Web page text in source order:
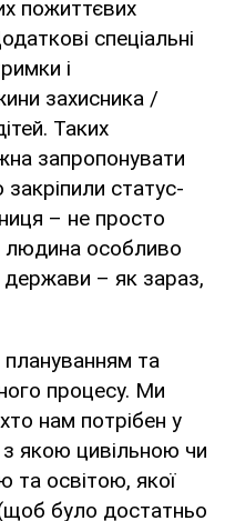
пожиттєвих
спеціальні
і
захисника /
Таких
запропонувати
закріпили статус-
– не просто
людина особливо
– як зараз,
та
процесу. Ми
нам потрібен у
з якою цивільною чи
та освітою, якої
(щоб було достатньо